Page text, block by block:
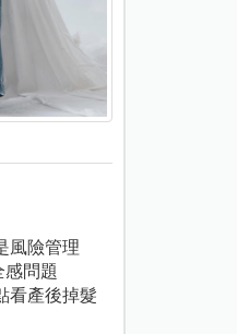
風險管理
問題
看產後掉髮